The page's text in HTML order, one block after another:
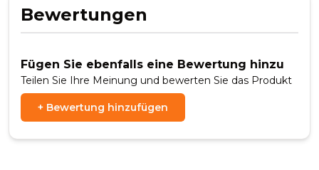
Bewertungen
Fügen Sie ebenfalls eine Bewertung hinzu
Teilen Sie Ihre Meinung und bewerten Sie das Produkt
+ Bewertung hinzufügen